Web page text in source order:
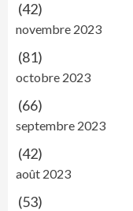
(42)
novembre 2023
(81)
octobre 2023
(66)
septembre 2023
(42)
août 2023
(53)